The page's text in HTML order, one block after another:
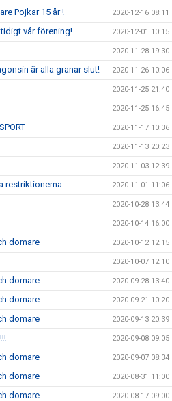
Pojkar 15 år ! 2020-12-16 08:11
vår förening! 2020-12-01 10:15
2020-11-28 19:30
är alla granar slut! 2020-11-26 10:06
2020-11-25 21:40
2020-11-25 16:45
2020-11-17 10:36
2020-11-13 20:23
2020-11-03 12:39
restriktionerna 2020-11-01 11:06
2020-10-28 13:44
2020-10-14 16:00
domare 2020-10-12 12:15
2020-10-07 12:10
domare 2020-09-28 13:40
domare 2020-09-21 10:20
domare 2020-09-13 20:39
2020-09-08 09:05
domare 2020-09-07 08:34
domare 2020-08-31 11:00
domare 2020-08-17 09:00